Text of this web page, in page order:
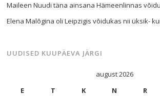
Maileen Nuudi täna ainsana Hämeenlinnas
Elena Malõgina oli Leipzigis võidukas nii üksik-
UUDISED KUUPÄEVA JÄRGI
august 2026
E
T K N R